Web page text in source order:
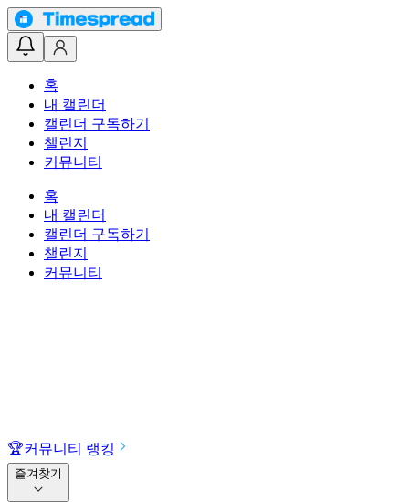
홈
내 캘린더
캘린더 구독하기
챌린지
커뮤니티
홈
내 캘린더
캘린더 구독하기
챌린지
커뮤니티
🏆커뮤니티 랭킹
즐겨찾기